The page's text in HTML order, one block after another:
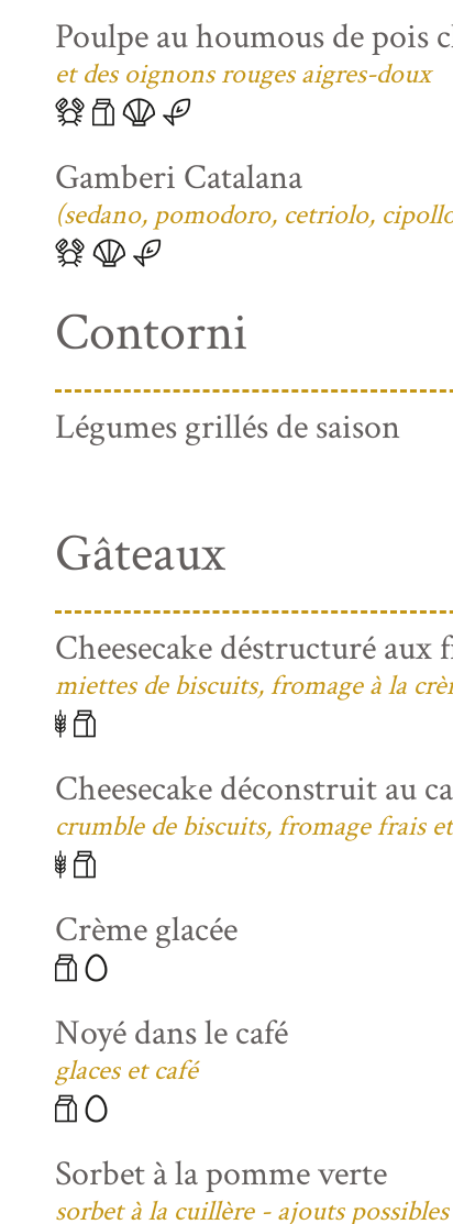
Poulpe au houmous de pois
et des oignons rouges aigres-doux
Gamberi Catalana
(sedano, pomodoro, cetriolo,
Contorni
Légumes grillés de saison
Gâteaux
Cheesecake déstructuré aux
miettes de biscuits, fromage à la
Cheesecake déconstruit au
crumble de biscuits, fromage frais
Crème glacée
Noyé dans le café
glaces et café
Sorbet à la pomme verte
sorbet à la cuillère - ajouts